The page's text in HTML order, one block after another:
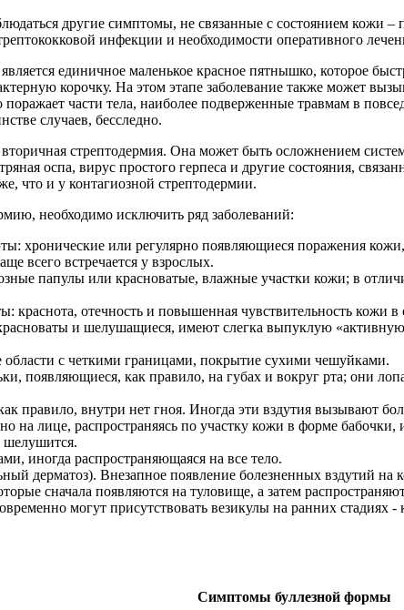
другие симптомы, не связанные с состоянием кожи
инфекции и необходимости оперативного
единичное маленькое красное пятнышко, которое
корочку. На этом этапе заболевание также может
части тела, наиболее подверженные травмам в
случаев, бесследно.
стрептодермия. Она может быть осложнением
оспа, вирус простого герпеса и другие состояния,
что и у контагиозной стрептодермии.
необходимо исключить ряд заболеваний:
хронические или регулярно появляющиеся поражения
всего встречается у взрослых.
папулы или красноватые, влажные участки кожи; в
краснота, отечность и повышенная чувствительность кожи
и шелушащиеся, имеют слегка выпуклую
с четкими границами, покрытие сухими чешуйками.
появляющиеся, как правило, на губах и вокруг рта; они
правило, внутри нет гноя. Иногда эти вздутия вызывают
лице, распространяясь по участку кожи в форме
шелушится.
иногда распространяющаяся на все тело.
дерматоз). Внезапное появление болезненных вздутий на
сначала появляются на туловище, а затем
могут присутствовать везикулы на ранних
Симптомы буллезной формы